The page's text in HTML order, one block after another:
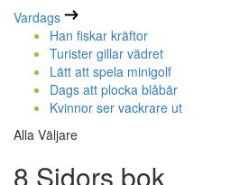
Vardags
Han fiskar kräftor
Turister gillar vädret
Lätt att spela minigolf
Dags att plocka blåbär
Kvinnor ser vackrare ut
Alla Väljare
8 Sidors bok